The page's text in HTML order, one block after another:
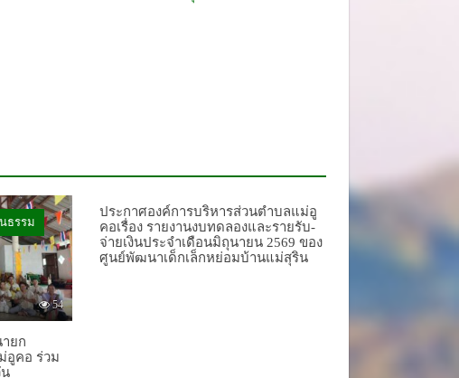
ธรรม
54
ยก
อูคอ ร่วม
น
ประกาศองค์การบริหารส่วนตำบลแม่อู
คอเรื่อง รายงานงบทดลองและรายรับ-
จ่ายเงินประจำเดือนมิถุนายน 2569 ของ
ศูนย์พัฒนาเด็กเล็กหย่อมบ้านแม่สุริน